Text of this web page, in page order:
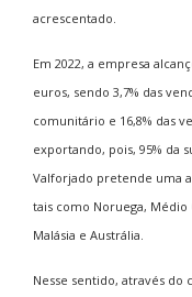
acrescentado.
Em 2022, a empresa
euros, sendo 3,7% das
comunitário e 16,8% das
exportando, pois, 95% da
Valforjado pretende uma
tais como Noruega, Médio
Malásia e Austrália.
Nesse sentido, através do